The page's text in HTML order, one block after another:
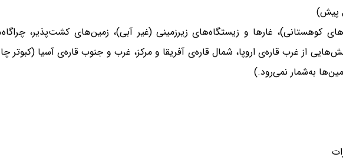
کوهستانی)، غارها و زیستگاه‌های زیرزمینی (غیر آبی)، زمین‌های کشت‌پذیر،
به‌شمار نمی‌رود.)